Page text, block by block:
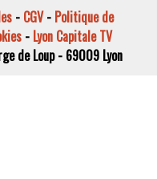
- CGV- Politique de
- Lyon Capitale TV
de Loup - 69009 Lyon